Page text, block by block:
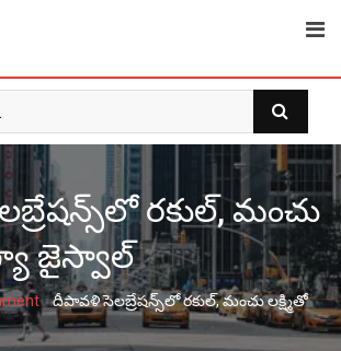
రకుల్, మంచు
జైస్వాల్
-దీపావళి సెలబ్రేషన్స్‌లో రకుల్, మంచు లక్ష్మితో